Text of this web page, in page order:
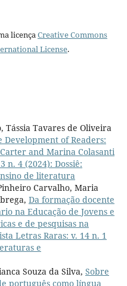
licença Creative Commons
License.
Tássia Tavares de Oliveira
of Readers:
and Marina Colasanti
n. 4 (2024): Dossiê:
de literatura
Carvalho, Maria
Da formação docente
na Educação de Jovens e
e de pesquisas na
Letras Raras: v. 14 n. 1
e
Souza da Silva, Sobre
português como língua